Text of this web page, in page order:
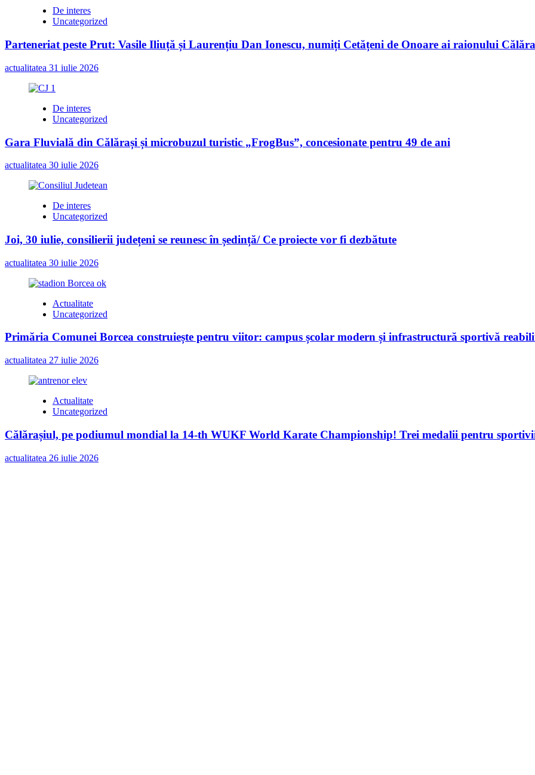
De interes
Uncategorized
Parteneriat peste Prut: Vasile Iliuță și Laurențiu Dan Ionescu, numiți Cetățeni de Onoare ai raionului
actualitatea 31 iulie 2026
De interes
Uncategorized
Gara Fluvială din Călărași și microbuzul turistic „FrogBus”, concesionate pentru 49 de ani
actualitatea 30 iulie 2026
De interes
Uncategorized
Joi, 30 iulie, consilierii județeni se reunesc în ședință/ Ce proiecte vor fi dezbătute
actualitatea 30 iulie 2026
Actualitate
Uncategorized
Primăria Comunei Borcea construiește pentru viitor: campus școlar modern și infrastructură sportivă
actualitatea 27 iulie 2026
Actualitate
Uncategorized
Călărașiul, pe podiumul mondial la 14-th WUKF World Karate Championship! Trei medalii pentru
actualitatea 26 iulie 2026